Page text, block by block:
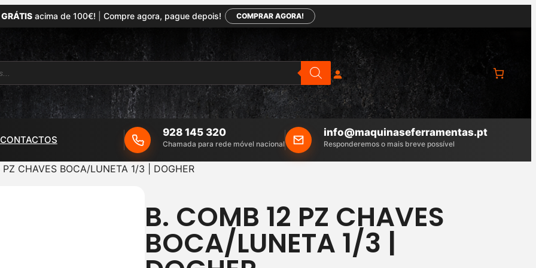
acima de 100€! Compre agora, pague depois! COMPRAR AGORA!
CONTACTOS
928 145 320
Chamada para rede móvel nacional
info@maquinaseferramentas.pt
Responderemos o mais breve possível
CHAVES BOCA/LUNETA 1/3 | DOGHER
B. COMB 12 PZ CHAVES
BOCA/LUNETA 1/3 |